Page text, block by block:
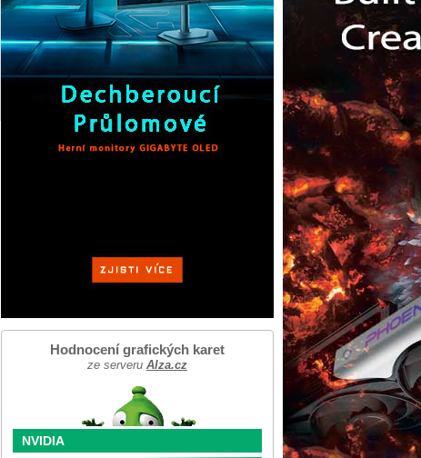
Hodnocení grafických karet
ze serveru Alza.cz
NVIDIA